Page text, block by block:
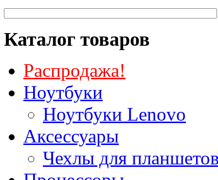
Каталог товаров
Распродажа!
Ноутбуки
Ноутбуки Lenovo
Аксессуары
Чехлы для